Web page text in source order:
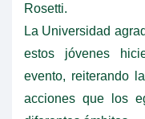
Rosetti.
La Universidad
estos jóvenes
evento, reiterando
acciones que los